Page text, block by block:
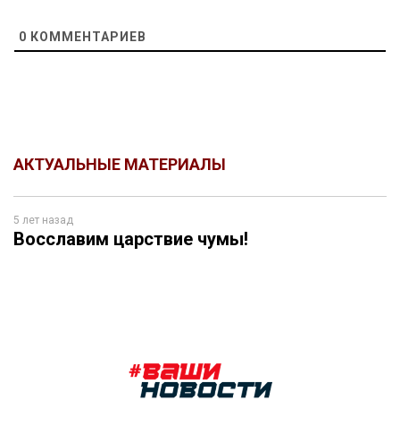
0 КОММЕНТАРИЕВ
АКТУАЛЬНЫЕ МАТЕРИАЛЫ
5 лет назад
Восславим царствие чумы!